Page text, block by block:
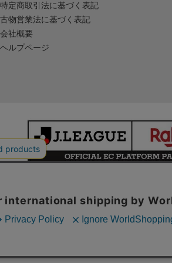
特定商取引法に基づく表記
古物営業法に基づく表記
会社概要
ヘルプページ
本サイトで使用している文章・画像等の無断での
© JAPAN PROFESSIONAL FOOTBALL
ALL RIGHTS